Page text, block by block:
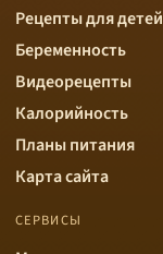
Рецепты для детей
Беременность
Видеорецепты
Калорийность
Планы питания
Карта сайта
СЕРВИСЫ